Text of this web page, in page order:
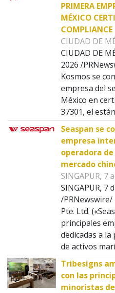
PRIMERA
MÉXICO
COMPLIANCE
CIUDAD DE
CIUDAD DE
2026 /
Kosmos se
empresa del
México en
37301, el
Seaspan se
empresa
operadora
mercado
SINGAPUR, 7
SINGAPUR, 7
/
Pte. Ltd.
principales
dedicadas a
de activos
Tribesigns
con las
minoristas